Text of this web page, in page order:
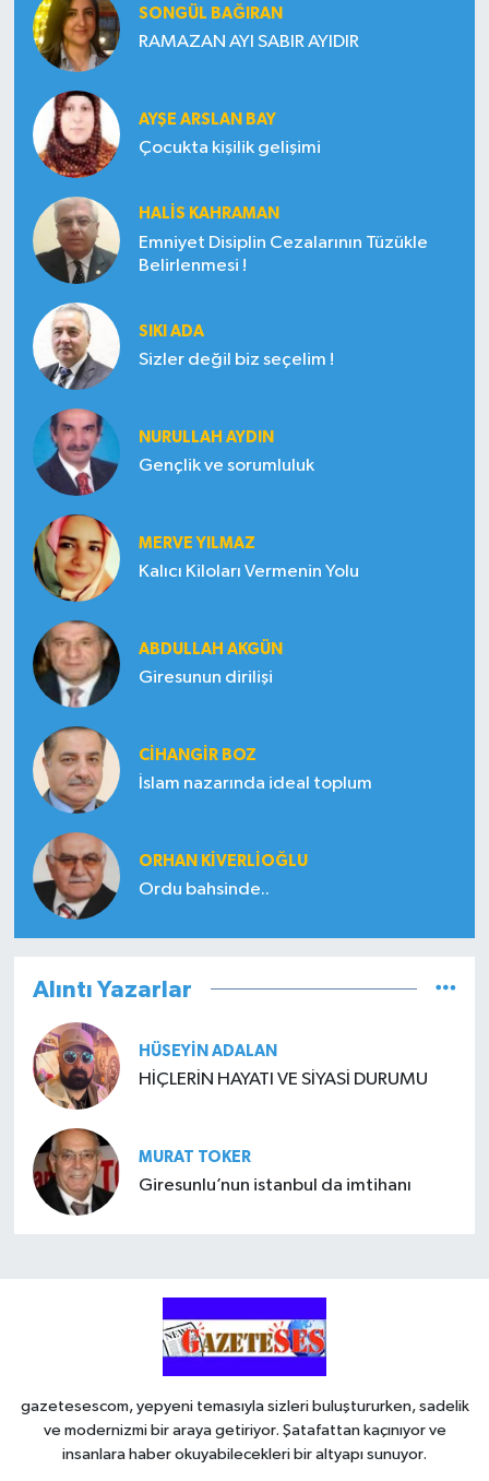
SONGÜL BAĞIRAN
RAMAZAN AYI SABIR AYIDIR
AYŞE ARSLAN BAY
Çocukta kişilik gelişimi
HALIS KAHRAMAN
Emniyet Disiplin Cezalarının Tüzükle
Belirlenmesi !
SIKI ADA
Sizler değil biz seçelim !
NURULLAH AYDIN
Gençlik ve sorumluluk
MERVE YILMAZ
Kalıcı Kiloları Vermenin Yolu
ABDULLAH AKGÜN
Giresunun dirilişi
CIHANGIR BOZ
İslam nazarında ideal toplum
ORHAN KIVERLIOĞLU
Ordu bahsinde..
Alıntı Yazarlar
HÜSEYIN ADALAN
HİÇLERİN HAYATI VE SİYASİ DURUMU
MURAT TOKER
Giresunlu’nun istanbul da imtihanı
gazetesescom, yepyeni temasıyla sizleri buluştururken, sadelik
ve modernizmi bir araya getiriyor. Şatafattan kaçınıyor ve
insanlara haber okuyabilecekleri bir altyapı sunuyor.